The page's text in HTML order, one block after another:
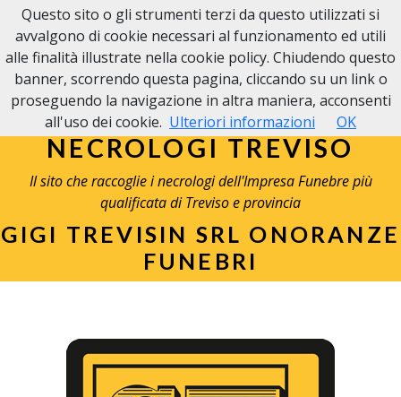
NECROLOGI TREVISO
Il sito che raccoglie i necrologi dell'Impresa Funebre più
qualificata di Treviso e provincia
GIGI TREVISIN SRL ONORANZE
FUNEBRI
Questo sito o gli strumenti terzi da questo utilizzati si
avvalgono di cookie necessari al funzionamento ed utili
alle finalità illustrate nella cookie policy. Chiudendo questo
banner, scorrendo questa pagina, cliccando su un link o
proseguendo la navigazione in altra maniera, acconsenti
all'uso dei cookie. Ulteriori informazioni OK